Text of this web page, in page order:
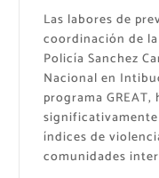
​Las labores de
coordinación de
Policía Sanchez
Nacional en
programa
índices de
comunidades